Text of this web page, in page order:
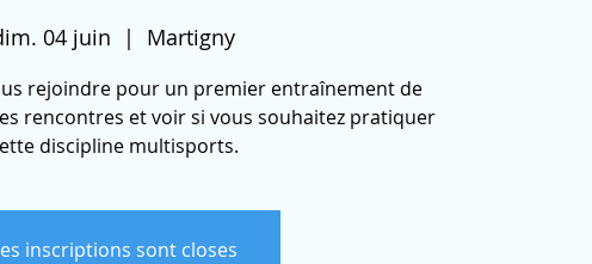
04 juin
  |
Martigny
rejoindre pour un premier entraînement de
rencontres et voir si vous souhaitez pratiquer
discipline multisports.
inscriptions sont closes